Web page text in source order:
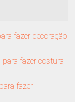
fazer decoração
para fazer costura
fazer